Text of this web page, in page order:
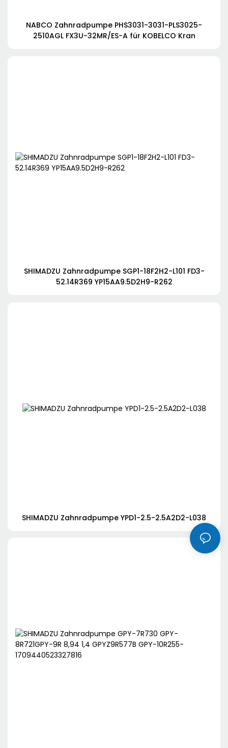
NABCO Zahnradpumpe PHS3031-3031-PLS3025-
2510AGL FX3U-32MR/ES-A für KOBELCO Kran
SHIMADZU Zahnradpumpe SGP1-18F2H2-L101 FD3-
52.14R369 YP15AA9.5D2H9-R262
SHIMADZU Zahnradpumpe YPD1-2.5-2.5A2D2-L038